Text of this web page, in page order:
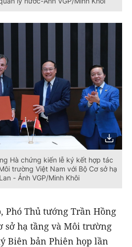
Hà chứng kiến lễ ký kết hợp tác
trường Việt Nam với Bộ Cơ sở hạ
- Ảnh VGP/Minh Khôi
Phó Thủ tướng Trần Hồng
sở hạ tầng và Môi trường
Biên bản Phiên họp lần